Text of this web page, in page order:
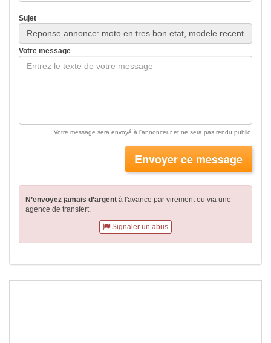
Sujet
Votre message
Votre message sera envoyé à l'annonceur et ne sera pas rendu public.
Envoyer ce message
N’envoyez jamais d’argent à l'avance par virementou via une
agence de transfert.
Signaler un abus